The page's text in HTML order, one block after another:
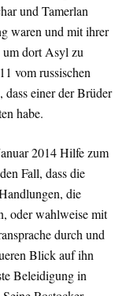
und Tamerlan
waren und mit ihrer
um dort Asyl zu
vom russischen
einer der Brüder
habe.
2014 Hilfe zum
Fall, dass die
die
oder wahlweise mit
durch und
Blick auf ihn
Beleidigung in